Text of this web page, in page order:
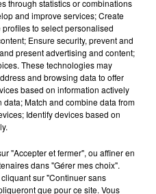
à 100 %. Mais même
finir 5 éme.
pistes
CIERO NOA
SAMISSYA
through statistics or combinations
and improve services; Create
to select personalised
Ensure security, prevent and
present advertising and content;
These technologies may
and browsing data to offer
based on information actively
Match and combine data from
Identify devices based on
"Accepter et fermer", ou affiner en
dans "Gérer mes choix".
sur "Continuer sans
que pour ce site. Vous